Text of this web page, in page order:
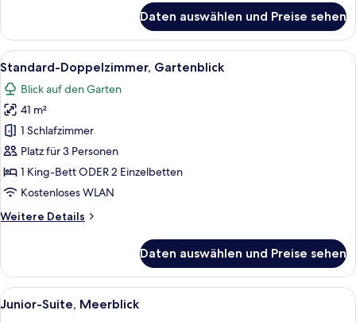
Studio
Suite
Sea
Daten auswählen und Preise sehen
Alle
Fotos
für
Standard-
Doppelzimmer,
Gartenblick
anzeigen
Ein Hotelzimmer mit einem Bett,
6
Standard-Doppelzimmer, Gartenblick
Blick auf den Garten
41 m²
1 Schlafzimmer
Platz für 3 Personen
1 King-Bett ODER 2 Einzelbetten
Kostenloses WLAN
Weitere Details
Weitere
Doppelzimmer,
Gartenblick
Daten auswählen und Preise sehen
Alle
Fotos
Ein Hotelzimmer mit einem Bett,
10
Junior-Suite, Meerblick